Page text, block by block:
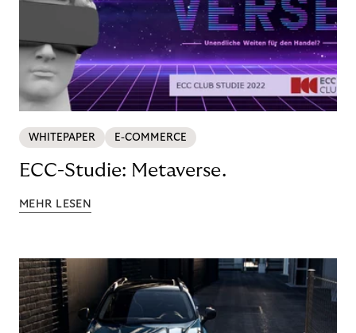
WHITEPAPER E-COMMERCE
ECC-Studie: Metaverse.
MEHR LESEN